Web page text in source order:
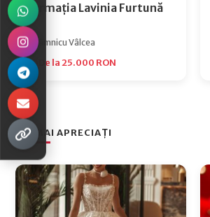
Formația Lavinia Furtună
Râmnicu Vâlcea
De la 25.000 RON
CEI MAI APRECIAȚI